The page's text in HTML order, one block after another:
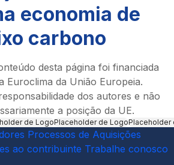
economia de
carbono
desta página foi financiada
Euroclima da União Europeia.
dos autores e não
a posição da UE.
de LogoPlaceholder de LogoPlaceholder
Processos de Aquisições
ao contribuinte Trabalhe conosco